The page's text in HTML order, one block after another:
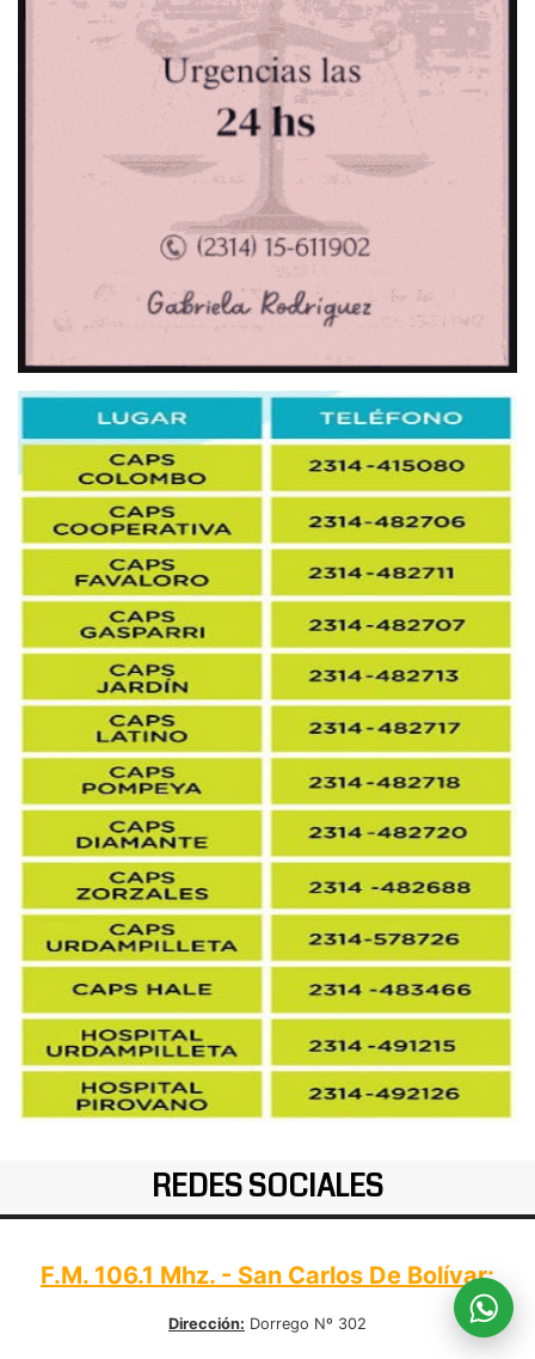
REDES SOCIALES
F.M. 106.1 Mhz. - San Carlos De Bolívar:
Dirección: Dorrego Nº 302